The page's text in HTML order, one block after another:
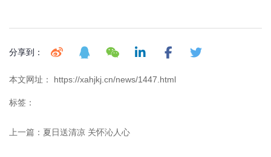
分享到：
本文网址： https://xahjkj.cn/news/1447.html
标签：
上一篇： 夏日送清凉 关怀沁人心